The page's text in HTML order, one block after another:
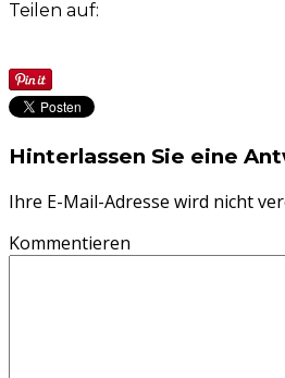
Teilen auf:
Hinterlassen Sie eine
Ihre E-Mail-Adresse wird nicht
Kommentieren